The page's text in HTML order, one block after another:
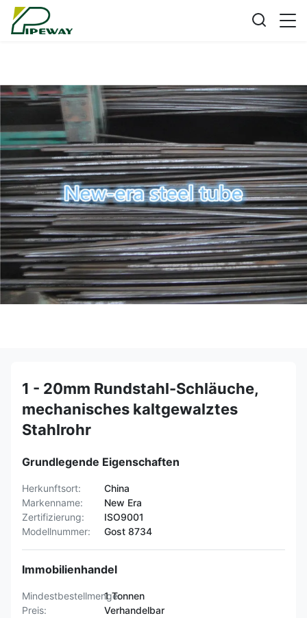
1 - 20mm Rundstahl-Schläuche,
mechanisches kaltgewalztes
Stahlrohr
Grundlegende Eigenschaften
Herkunftsort:
China
Markenname:
New Era
Zertifizierung:
ISO9001
Modellnummer:
Gost 8734
Immobilienhandel
Mindestbestellmenge:1 Tonnen
Preis:
Verhandelbar